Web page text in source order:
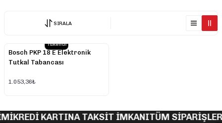
SIRALA
Tükendi
Bosch PKP 18 E Elektronik
Tutkal Tabancası
1.053,36₺
KREDİ KARTINA TAKSİT İMKANITÜM